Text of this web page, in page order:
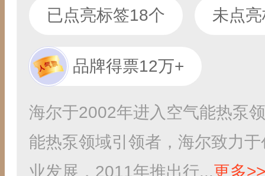
已点亮标签18个 未点
品牌得票12万+
海尔于2002年进入空气能热泵
能热泵领域引领者，海尔致力
业发展，2011年推出行...更多>>